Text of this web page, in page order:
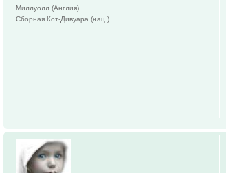
Миллуолл (Англия)
Сборная Кот-Дивуара (нац.)